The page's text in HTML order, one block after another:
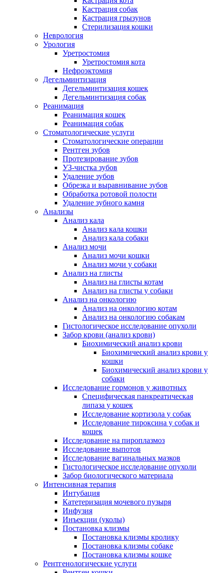
Кастрация собак
Кастрация грызунов
Стерилизация кошки
Неврология
Урология
Уретростомия
Уретростомия кота
Нефроэктомия
Дегельминтизация
Дегельминтизация кошек
Дегельминтизация собак
Реанимация
Реанимация кошек
Реанимация собак
Стоматологические услуги
Стоматологические операции
Рентген зубов
Протезирование зубов
УЗ-чистка зубов
Удаление зубов
Обрезка и выравнивание зубов
Обработка ротовой полости
Удаление зубного камня
Анализы
Анализ кала
Анализ кала кошки
Анализ кала собаки
Анализ мочи
Анализ мочи кошки
Анализ мочи у собаки
Анализ на глисты
Анализ на глисты котам
Анализ на глисты у собаки
Анализ на онкологию
Анализ на онкологию котам
Анализ на онкологию собакам
Гистологическое исследование опухоли
Забор крови (анализ крови)
Биохимический анализ крови
Биохимический анализ крови у
кошки
Биохимический анализ крови у
собаки
Исследование гормонов у животных
Специфическая панкреатическая
липаза у кошек
Исследование кортизола у собак
Исследование тироксина у собак и
кошек
Исследование на пироплазмоз
Исследование выпотов
Исследование вагинальных мазков
Гистологическое исследование опухоли
Забор биологического материала
Интенсивная терапия
Интубация
Катетеризация мочевого пузыря
Инфузия
Инъекции (уколы)
Постановка клизмы
Постановка клизмы кролику
Постановка клизмы собаке
Постановка клизмы кошке
Рентгенологические услуги